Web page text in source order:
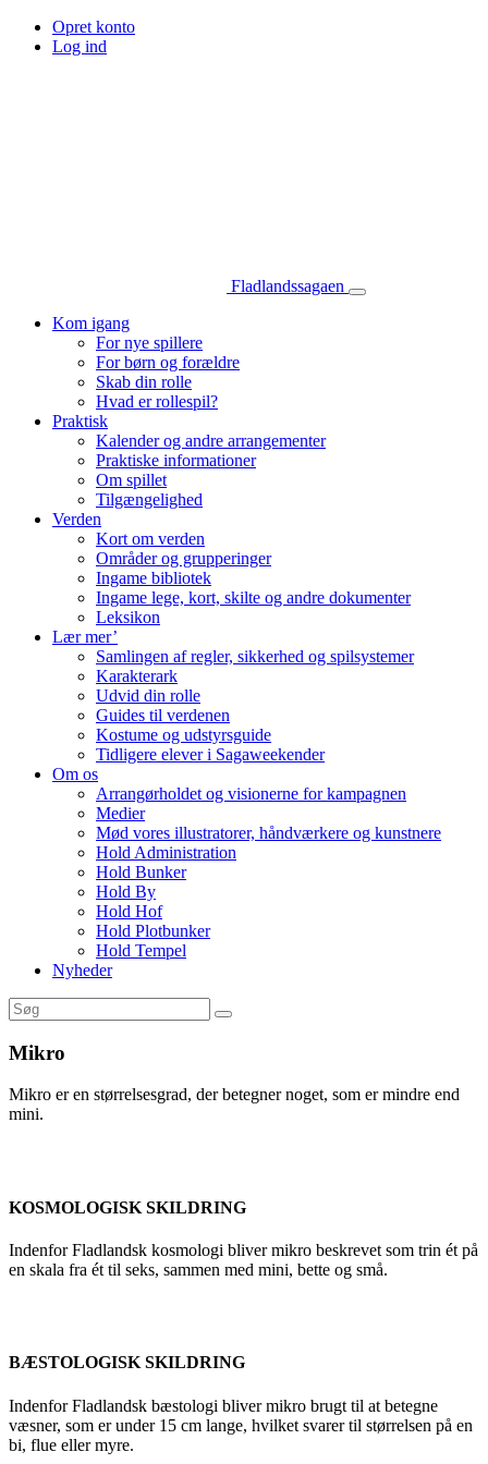
Opret konto
Log ind
Fladlandssagaen
Kom igang
For nye spillere
For børn og forældre
Skab din rolle
Hvad er rollespil?
Praktisk
Kalender og andre arrangementer
Praktiske informationer
Om spillet
Tilgængelighed
Verden
Kort om verden
Områder og grupperinger
Ingame bibliotek
Ingame lege, kort, skilte og andre dokumenter
Leksikon
Lær mer’
Samlingen af regler, sikkerhed og spilsystemer
Karakterark
Udvid din rolle
Guides til verdenen
Kostume og udstyrsguide
Tidligere elever i Sagaweekender
Om os
Arrangørholdet og visionerne for kampagnen
Medier
Mød vores illustratorer, håndværkere og kunstnere
Hold Administration
Hold Bunker
Hold By
Hold Hof
Hold Plotbunker
Hold Tempel
Nyheder
Mikro
Mikro er en størrelsesgrad, der betegner noget, som er mindre end
mini.
KOSMOLOGISK SKILDRING
Indenfor Fladlandsk kosmologi bliver mikro beskrevet som trin ét på
en skala fra ét til seks, sammen med mini, bette og små.
BÆSTOLOGISK SKILDRING
Indenfor Fladlandsk bæstologi bliver mikro brugt til at betegne
væsner, som er under 15 cm lange, hvilket svarer til størrelsen på en
bi, flue eller myre.